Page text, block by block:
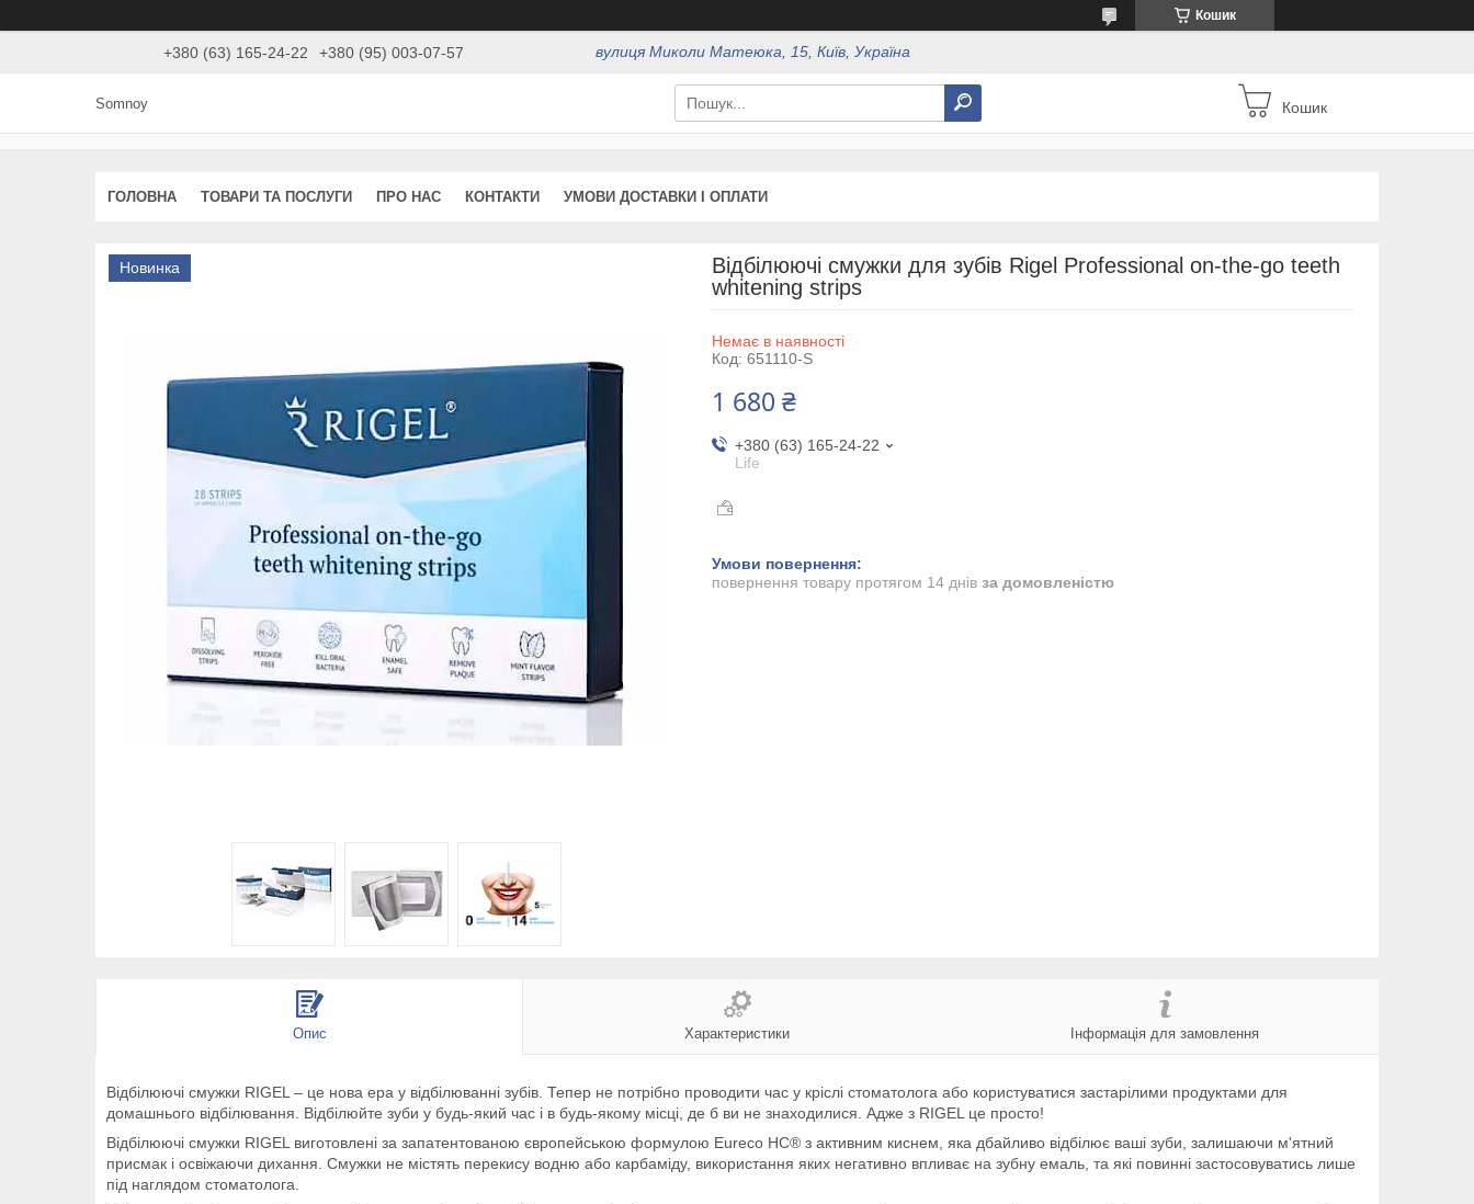
Кошик
+380 (63) 165-24-22 +380 (95) 003-07-57 вулиця Миколи Матеюка, 15, Київ, Україна
Somnoy Кошик
ГОЛОВНА ТОВАРИ ТА ПОСЛУГИ ПРО НАС КОНТАКТИ УМОВИ ДОСТАВКИ І ОПЛАТИ
Новинка
Відбілюючі смужки для зубів Rigel Professional on-the-go teeth
whitening strips
Немає в наявності
Код: 651110-S
1 680 ₴
+380 (63) 165-24-22
Life
повернення товару протягом 14 днів за домовленістю
Опис Характеристики Інформація для замовлення
Відбілюючі смужки RIGEL – це нова ера у відбілюванні зубів. Тепер не потрібно проводити час у кріслі стоматолога або користуватися застарілими продуктами для
домашнього відбілювання. Відбілюйте зуби у будь-який час і в будь-якому місці, де б ви не знаходилися. Адже з RIGEL це просто!
Відбілюючі смужки RIGEL виготовлені за запатентованою європейською формулою Eureco HC® з активним киснем, яка дбайливо відбілює ваші зуби, залишаючи м'ятний
присмак і освіжаючи дихання. Смужки не містять перекису водню або карбаміду, використання яких негативно впливає на зубну емаль, та які повинні застосовуватись лише
під наглядом стоматолога.